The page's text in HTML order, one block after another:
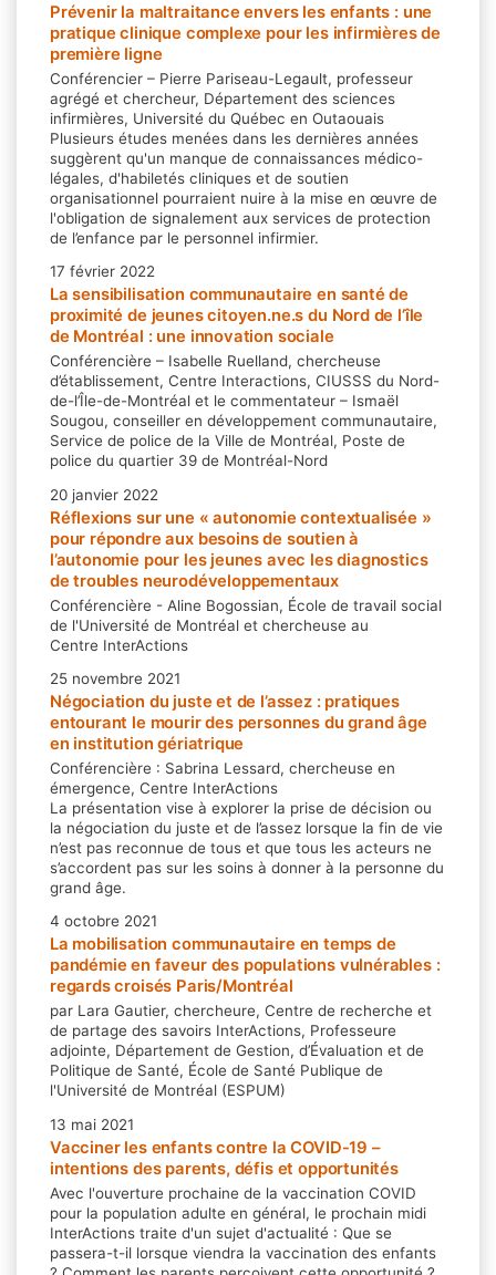
Prévenir la maltraitance envers les enfants : une
pratique clinique complexe pour les infirmières de
première ligne
Conférencier – Pierre Pariseau-Legault, professeur
agrégé et chercheur, Département des sciences
infirmières, Université du Québec en Outaouais
Plusieurs études menées dans les dernières années
suggèrent qu'un manque de connaissances médico-
légales, d'habiletés cliniques et de soutien
organisationnel pourraient nuire à la mise en œuvre de
l'obligation de signalement aux services de protection
de l’enfance par le personnel infirmier.
17 février 2022
La sensibilisation communautaire en santé de
proximité de jeunes citoyen.ne.s du Nord de l’île
de Montréal : une innovation sociale
Conférencière – Isabelle Ruelland, chercheuse
d’établissement, Centre Interactions, CIUSSS du Nord-
de-l’Île-de-Montréal et le commentateur – Ismaël
Sougou, conseiller en développement communautaire,
Service de police de la Ville de Montréal, Poste de
police du quartier 39 de Montréal-Nord
20 janvier 2022
Réflexions sur une « autonomie contextualisée »
pour répondre aux besoins de soutien à
l’autonomie pour les jeunes avec les diagnostics
de troubles neurodéveloppementaux
Conférencière - Aline Bogossian, École de travail social
de l'Université de Montréal et chercheuse au
Centre InterActions
25 novembre 2021
Négociation du juste et de l’assez : pratiques
entourant le mourir des personnes du grand âge
en institution gériatrique
Conférencière : Sabrina Lessard, chercheuse en
émergence, Centre InterActions
La présentation vise à explorer la prise de décision ou
la négociation du juste et de l’assez lorsque la fin de vie
n’est pas reconnue de tous et que tous les acteurs ne
s’accordent pas sur les soins à donner à la personne du
grand âge.
4 octobre 2021
La mobilisation communautaire en temps de
pandémie en faveur des populations vulnérables :
regards croisés Paris/Montréal
par Lara Gautier, chercheure, Centre de recherche et
de partage des savoirs InterActions, Professeure
adjointe, Département de Gestion, d’Évaluation et de
Politique de Santé, École de Santé Publique de
l'Université de Montréal (ESPUM)
13 mai 2021
Vacciner les enfants contre la COVID-19 –
intentions des parents, défis et opportunités
Avec l'ouverture prochaine de la vaccination COVID
pour la population adulte en général, le prochain midi
InterActions traite d'un sujet d'actualité : Que se
passera-t-il lorsque viendra la vaccination des enfants